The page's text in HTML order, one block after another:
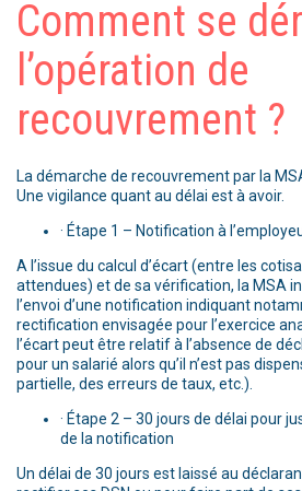
Comment se
l’opération de
recouvrement ?
La démarche de recouvrement par la
Une vigilance quant au délai est à avoir.
· Étape 1 – Notification à
A l’issue du calcul d’écart (entre les
attendues) et de sa vérification, la MSA
l’envoi d’une notification indiquant
rectification envisagée pour l’exercice
l’écart peut être relatif à l’absence de
pour un salarié alors qu’il n’est pas
partielle, des erreurs de taux, etc.).
· Étape 2 – 30 jours de délai pour
de la notification
Un délai de 30 jours est laissé au